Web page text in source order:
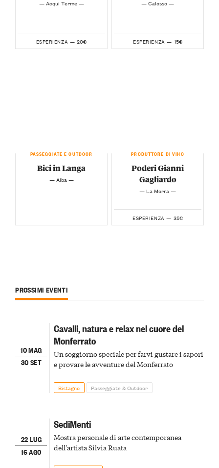
— Acqui Terme —
ESPERIENZA — 20€
— Calosso —
ESPERIENZA — 15€
PASSEGGIATE E OUTDOOR
Bici in Langa
— Alba —
PRODUTTORE DI VINO
Poderi Gianni
Gagliardo
— La Morra —
ESPERIENZA — 35€
PROSSIMI EVENTI
10 MAG
30 SET
Cavalli, natura e relax nel cuore del
Monferrato
Un soggiorno speciale per farvi gustare i sapori
e provare le avventure del Monferrato
Bistagno Passeggiate & Outdoor
22 LUG
16 AGO
SediMenti
Mostra personale di arte contemporanea
dell'artista Silvia Ruata